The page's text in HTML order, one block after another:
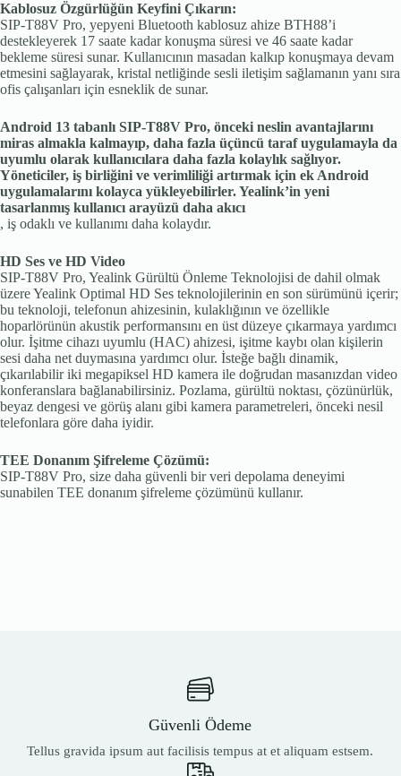
Kablosuz Özgürlüğün Keyfini Çıkarın:
SIP-T88V Pro, yepyeni Bluetooth kablosuz ahize BTH88’i
destekleyerek 17 saate kadar konuşma süresi ve 46 saate kadar
bekleme süresi sunar. Kullanıcının masadan kalkıp konuşmaya devam
etmesini sağlayarak, kristal netliğinde sesli iletişim sağlamanın yanı sıra
ofis çalışanları için esneklik de sunar.
Android 13 tabanlı SIP-T88V Pro, önceki neslin avantajlarını
miras almakla kalmayıp, daha fazla üçüncü taraf uygulamayla da
uyumlu olarak kullanıcılara daha fazla kolaylık sağlıyor.
Yöneticiler, iş birliğini ve verimliliği artırmak için ek Android
uygulamalarını kolayca yükleyebilirler. Yealink’in yeni
tasarlanmış kullanıcı arayüzü daha akıcı
, iş odaklı ve kullanımı daha kolaydır.
HD Ses ve HD Video
SIP-T88V Pro, Yealink Gürültü Önleme Teknolojisi de dahil olmak
üzere Yealink Optimal HD Ses teknolojilerinin en son sürümünü içerir;
bu teknoloji, telefonun ahizesinin, kulaklığının ve özellikle
hoparlörünün akustik performansını en üst düzeye çıkarmaya yardımcı
olur. İşitme cihazı uyumlu (HAC) ahizesi, işitme kaybı olan kişilerin
sesi daha net duymasına yardımcı olur. İsteğe bağlı dinamik,
çıkarılabilir iki megapiksel HD kamera ile doğrudan masanızdan video
konferanslara bağlanabilirsiniz. Pozlama, gürültü noktası, çözünürlük,
beyaz dengesi ve görüş alanı gibi kamera parametreleri, önceki nesil
telefonlara göre daha iyidir.
TEE Donanım Şifreleme Çözümü:
SIP-T88V Pro, size daha güvenli bir veri depolama deneyimi
sunabilen TEE donanım şifreleme çözümünü kullanır.
Güvenli Ödeme
Tellus gravida ipsum aut facilisis tempus at et aliquam estsem.